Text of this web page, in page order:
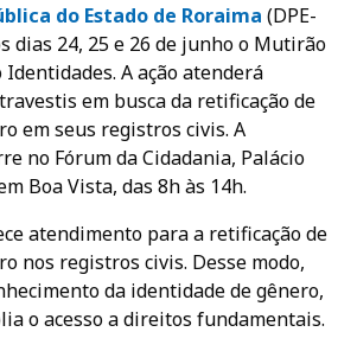
do Estado de Roraima (DPE-
dias 24, 25 e 26 de junho o Mutirão
A ação atenderá
em busca da retificação de
em seus registros civis. A
no Fórum da Cidadania, Palácio
Boa Vista, das 8h às 14h.
atendimento para a retificação de
nos registros civis. Desse modo,
da identidade de gênero,
o acesso a direitos fundamentais.